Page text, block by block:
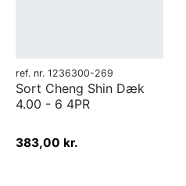
ref. nr. 1236300-269
Sort Cheng Shin Dæk
4.00 - 6 4PR
383,00 kr.